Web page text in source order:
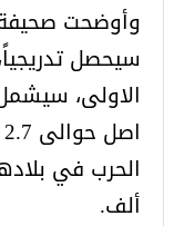
وأوضحت صحيفة
سيحصل
ألف.